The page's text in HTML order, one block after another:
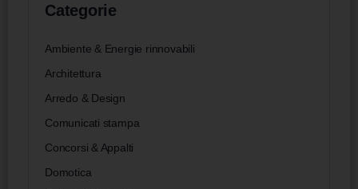
Categorie
Ambiente & Energie rinnovabili
Architettura
Arredo & Design
Comunicati stampa
Concorsi & Appalti
Domotica